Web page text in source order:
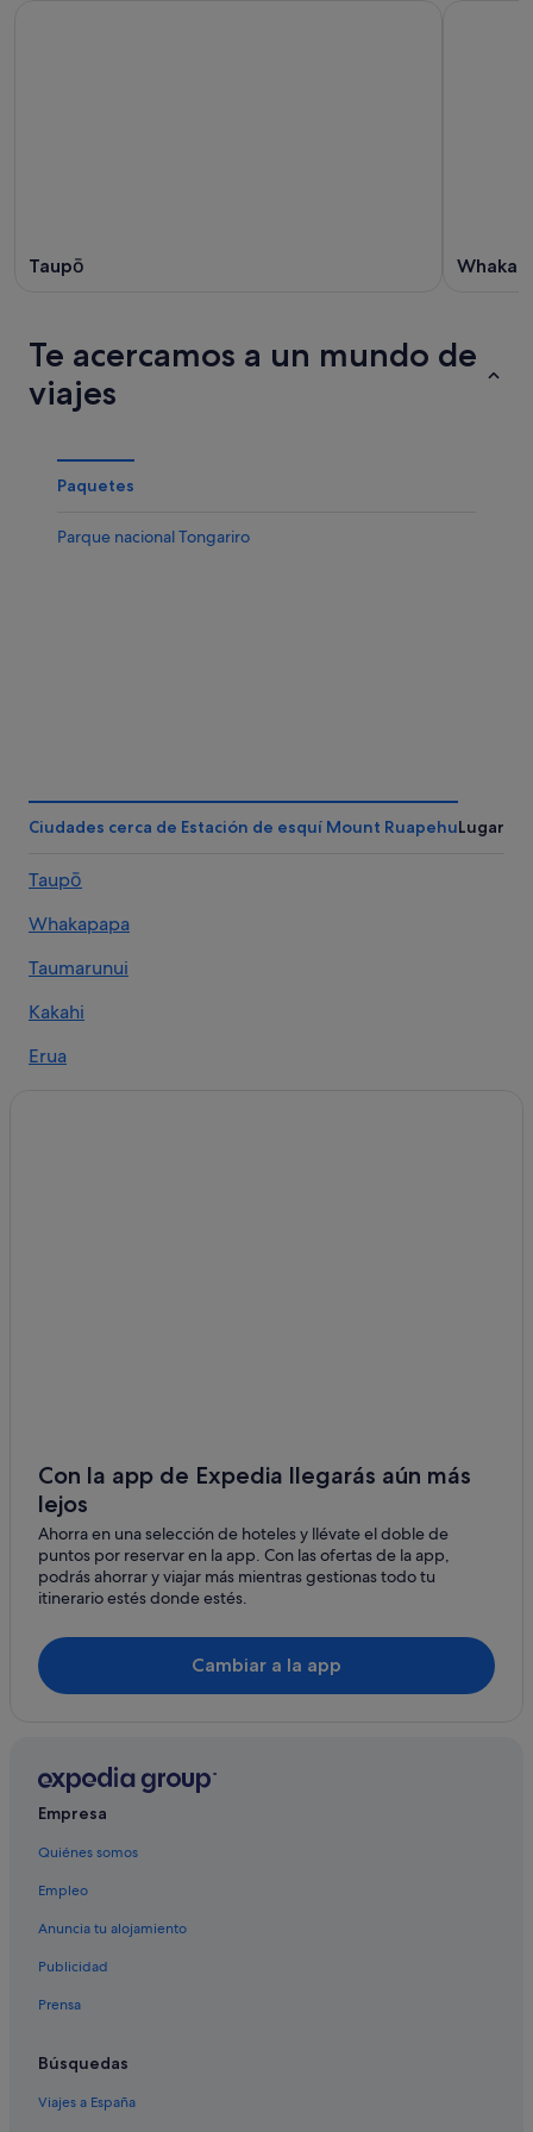
Taupō
Te acercamos a un mundo de
viajes
Paquetes
Parque nacional Tongariro
Ciudades cerca de Estación de esquí Mount RuapehuLugares
Taupō
Whakapapa
Taumarunui
Kakahi
Erua
Con la app de Expedia llegarás aún más
lejos
Ahorra en una selección de hoteles y llévate el doble de
puntos por reservar en la app. Con las ofertas de la app,
podrás ahorrar y viajar más mientras gestionas todo tu
itinerario estés donde estés.
Cambiar a la app
Empresa
Quiénes somos
Empleo
Anuncia tu alojamiento
Publicidad
Prensa
Búsquedas
Viajes a España